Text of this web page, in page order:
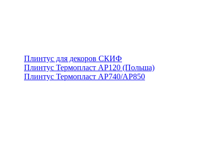
Плинтус для декоров СКИФ
Плинтус Термопласт АР120 (Польша)
Плинтус Термопласт АР740/АР850